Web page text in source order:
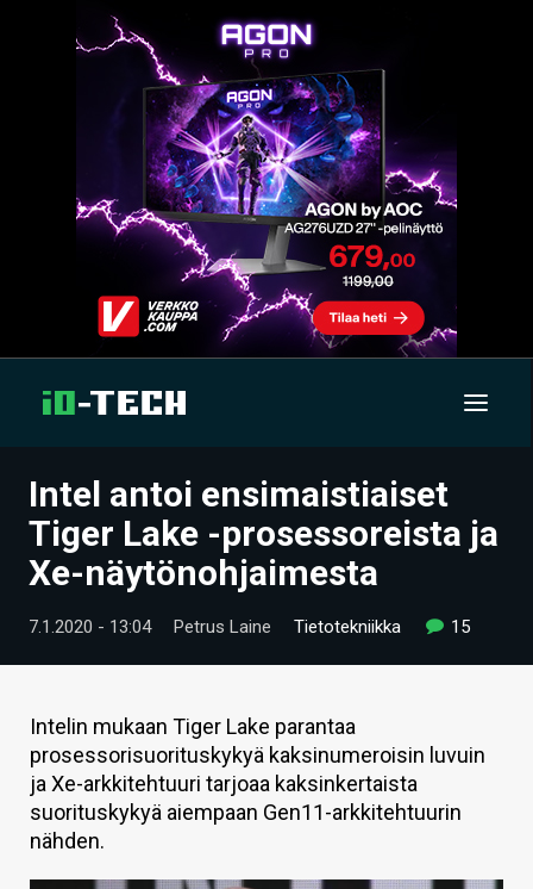
UUTISET
ARTIKKELIT
VIDEOT
TECHBBS
TIETOA
HINTA.FI
KAUPPA
Intel antoi ensimaistiaiset
Tiger Lake -prosessoreista ja
Xe-näytönohjaimesta
7.1.2020 - 13:04 Petrus Laine Tietotekniikka 15
Intelin mukaan Tiger Lake parantaa
prosessorisuorituskykyä kaksinumeroisin luvuin
ja Xe-arkkitehtuuri tarjoaa kaksinkertaista
suorituskykyä aiempaan Gen11-arkkitehtuurin
nähden.